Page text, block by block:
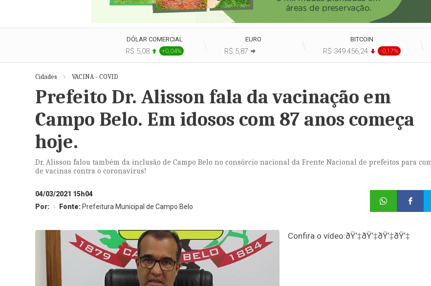
DÓLAR COMERCIAL
R$ 5,08 +0,04%
EURO
R$ 5,87
BITCOIN
R$ 349.456,24 -0,17%
Cidades VACINA - COVID
Prefeito Dr. Alisson fala da vacinação em
Campo Belo. Em idosos com 87 anos começa
hoje.
Dr. Alisson falou também da inclusão de Campo Belo no consórcio nacional da Frente Nacional de prefeitos para
de vacinas contra o coronavírus!
04/03/2021 15h04
Por:
Fonte: Prefeitura Municipal de Campo Belo
Confira o vídeo:ðŸ‘‡ðŸ‘‡ðŸ‘‡ðŸ‘‡